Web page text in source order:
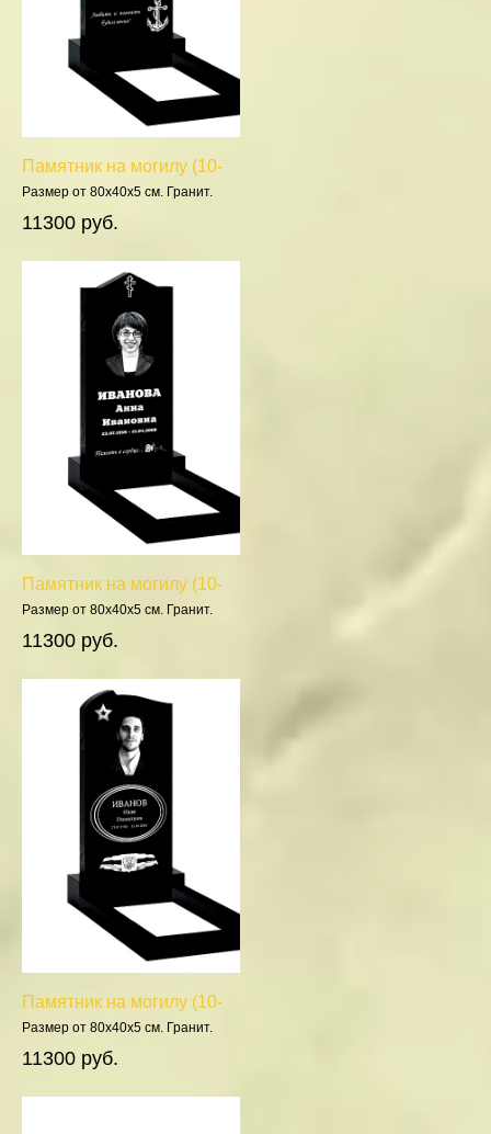
Памятник на могилу (10-
167)
Размер от 80х40х5 см. Гранит.
11300 руб.
Памятник на могилу (10-
583)
Размер от 80х40х5 см. Гранит.
11300 руб.
Памятник на могилу (10-
251)
Размер от 80х40х5 см. Гранит.
11300 руб.